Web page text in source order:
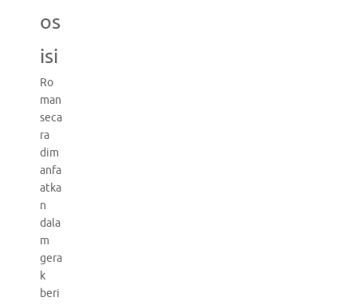
os
isi
Ro
man
seca
ra
dim
anfa
atka
n
dala
m
gera
k
beri